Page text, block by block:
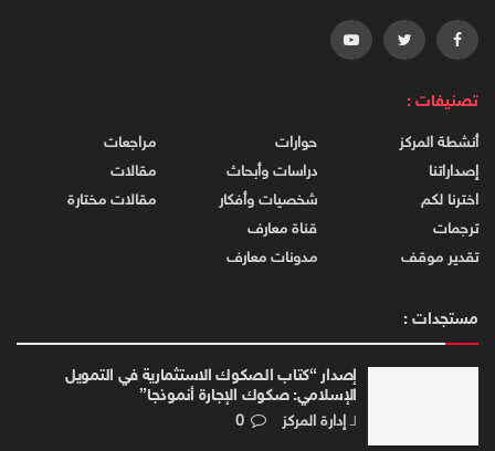
تصنيفات :
أنشطة المركز
إصداراتنا
اخترنا لكم
ترجمات
تقدير موقف
حوارات
دراسات وأبحاث
شخصيات وأفكار
قناة معارف
مدونات معارف
مراجعات
مقالات
مقالات مختارة
مستجدات :
إصدار “كتاب الصكوك الاستثمارية في التمويل
الإسلامي: صكوك الإجارة أنموذجا”
لـ إدارة المركز